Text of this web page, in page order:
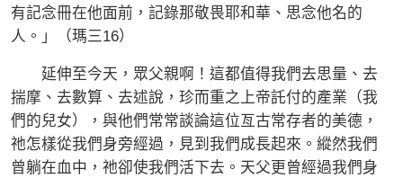
有記念冊在他面前，記錄那敬畏耶和華、思念他名的
人。」（瑪三16）
延伸至今天，眾父親啊！這都值得我們去思量、去
揣摩、去數算、去述說，珍而重之上帝託付的產業（我
們的兒女），與他們常常談論這位亙古常存者的美德，
祂怎樣從我們身旁經過，見到我們成長起來。縱然我們
曾躺在血中，祂卻使我們活下去。天父更曾經過我們身